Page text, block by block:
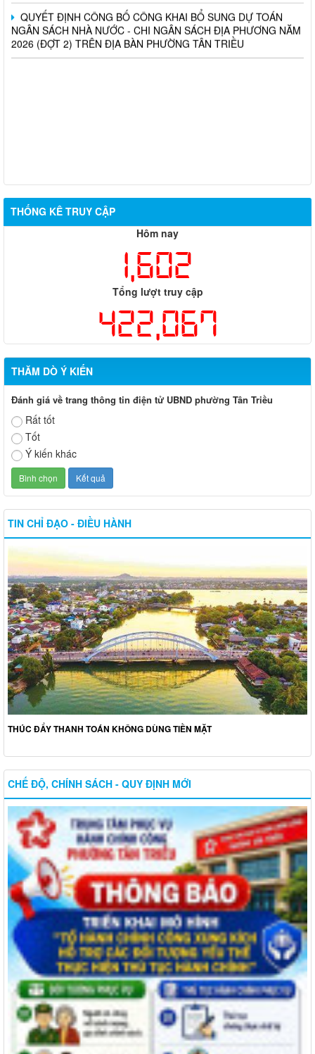
QUYẾT ĐỊNH CÔNG BỐ CÔNG KHAI BỔ SUNG DỰ TOÁN
NGÂN SÁCH NHÀ NƯỚC - CHI NGÂN SÁCH ĐỊA PHƯƠNG NĂM
2026 (ĐỢT 2) TRÊN ĐỊA BÀN PHƯỜNG TÂN TRIỀU
THỐNG KÊ TRUY CẬP
Hôm nay
1,602
Tổng lượt truy cập
422,067
THĂM DÒ Ý KIẾN
Đánh giá về trang thông tin điện tử UBND phường Tân Triều
Rất tốt
Tốt
Ý kiến khác
TIN CHỈ ĐẠO - ĐIỀU HÀNH
THÚC ĐẨY THANH TOÁN KHÔNG DÙNG TIỀN MẶT
CHẾ ĐỘ, CHÍNH SÁCH - QUY ĐỊNH MỚI